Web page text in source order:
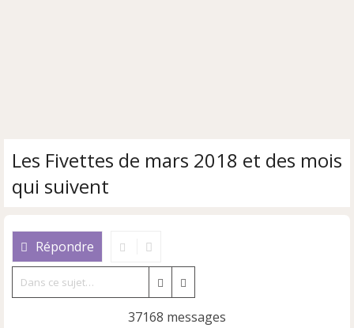
Les Fivettes de mars 2018 et des mois
qui suivent
Répondre
Rechercher
37168 messages